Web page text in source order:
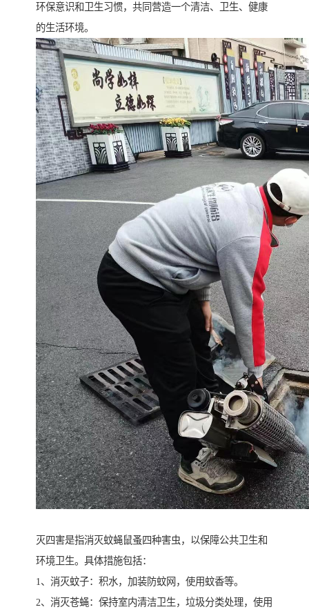
环保意识和卫生习惯，共同营造一个清洁、卫生、健康
的生活环境。
灭四害是指消灭蚊蝇鼠蚤四种害虫，以保障公共卫生和
环境卫生。具体措施包括：
1、消灭蚊子：积水，加装防蚊网，使用蚊香等。
2、消灭苍蝇：保持室内清洁卫生，垃圾分类处理，使用